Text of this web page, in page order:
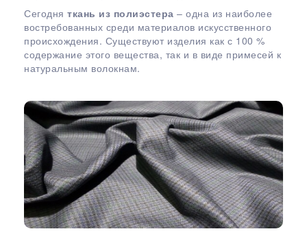
Сегодня ткань из полиэстера – одна из наиболее
востребованных среди материалов искусственного
происхождения. Существуют изделия как с 100 %
содержание этого вещества, так и в виде примесей к
натуральным волокнам.